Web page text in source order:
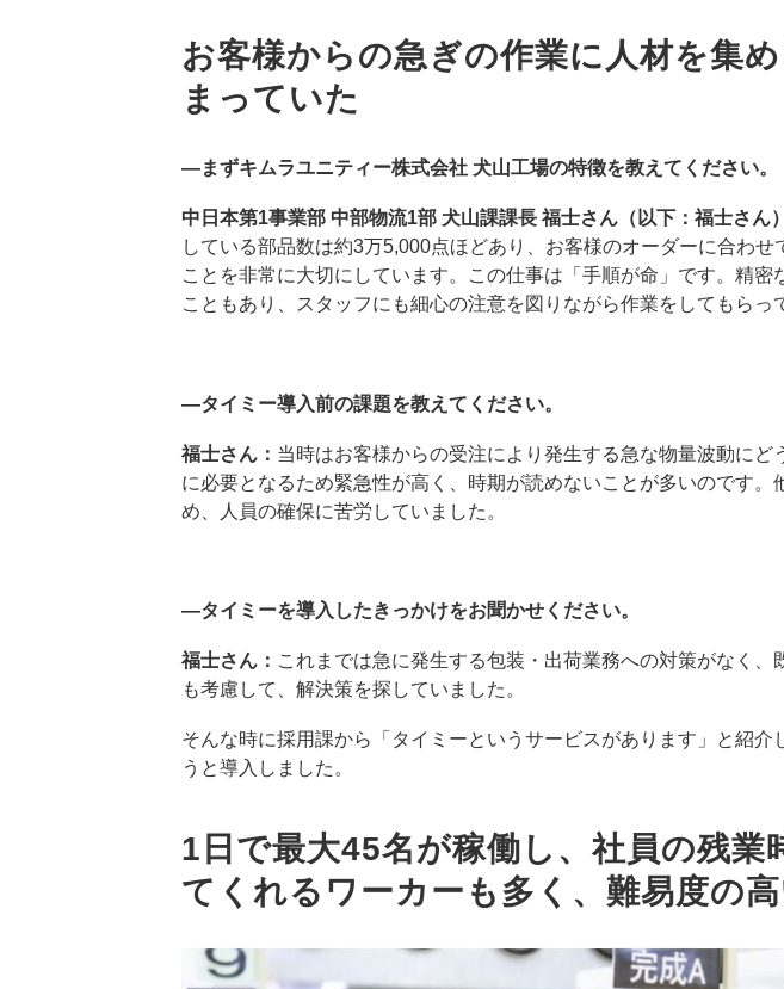
お客様からの急ぎの作業に人材を集
まっていた
―まずキムラユニティー株式会社 犬山工場の特徴を教えてください。
中日本第1事業部 中部物流1部 犬山課課長 福士さん（以下：福士さん
している部品数は約3万5,000点ほどあり、お客様のオーダーに合わ
ことを非常に大切にしています。この仕事は「手順が命」です。精
こともあり、スタッフにも細心の注意を図りながら作業をしてもらっ
―タイミー導入前の課題を教えてください。
福士さん： 当時はお客様からの受注により発生する急な物量波動に
に必要となるため緊急性が高く、時期が読めないことが多いのです
め、人員の確保に苦労していました。
―タイミーを導入したきっかけをお聞かせください。
福士さん： これまでは急に発生する包装・出荷業務への対策がなく
も考慮して、解決策を探していました。
そんな時に採用課から「タイミーというサービスがあります」と紹
うと導入しました。
1日で最大45名が稼働し、社員の残
てくれるワーカーも多く、難易度の